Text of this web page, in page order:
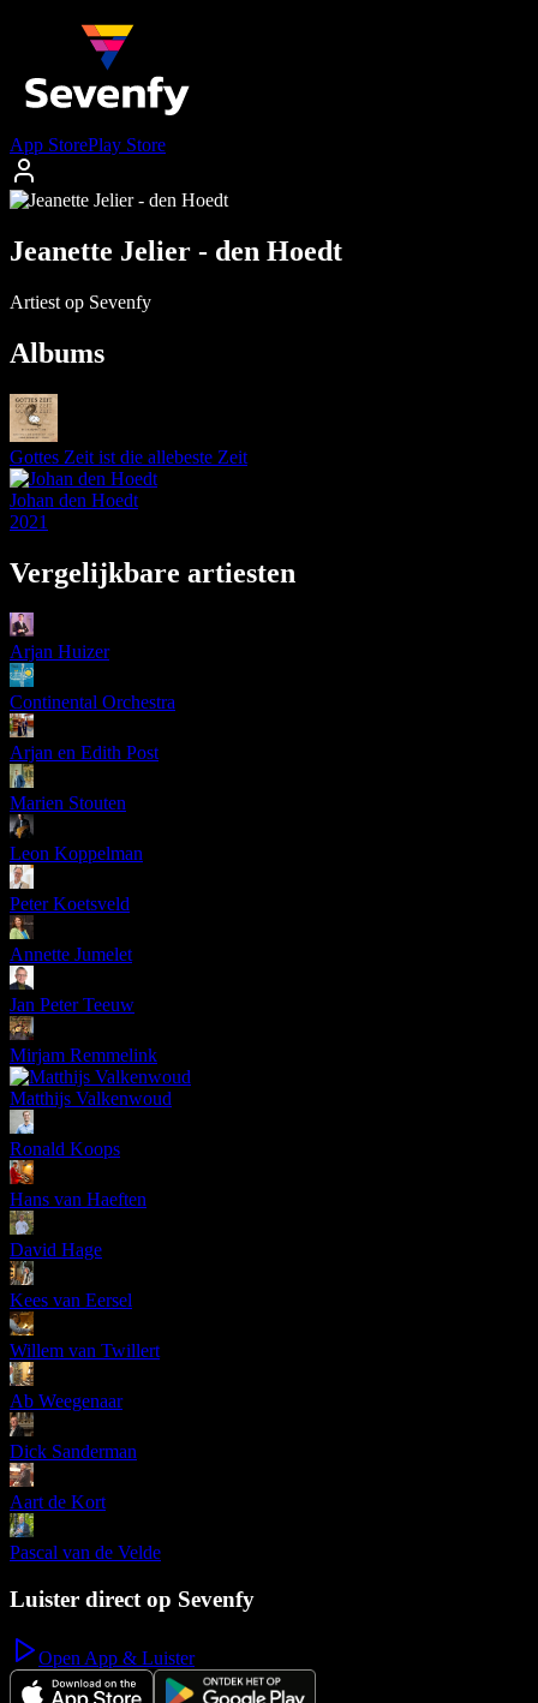
App StorePlay Store
Jeanette Jelier - den Hoedt
Artiest op Sevenfy
Albums
Gottes Zeit ist die allebeste Zeit
Johan den Hoedt
2021
Vergelijkbare artiesten
Arjan Huizer
Continental Orchestra
Arjan en Edith Post
Marien Stouten
Leon Koppelman
Peter Koetsveld
Annette Jumelet
Jan Peter Teeuw
Mirjam Remmelink
Matthijs Valkenwoud
Ronald Koops
Hans van Haeften
David Hage
Kees van Eersel
Willem van Twillert
Ab Weegenaar
Dick Sanderman
Aart de Kort
Pascal van de Velde
Luister direct op Sevenfy
Open App & Luister